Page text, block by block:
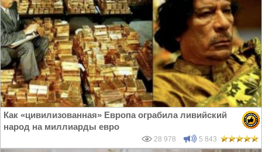
Как «цивилизованная» Европа ограбила ливийский
народ на миллиарды евро
28 978 5 843